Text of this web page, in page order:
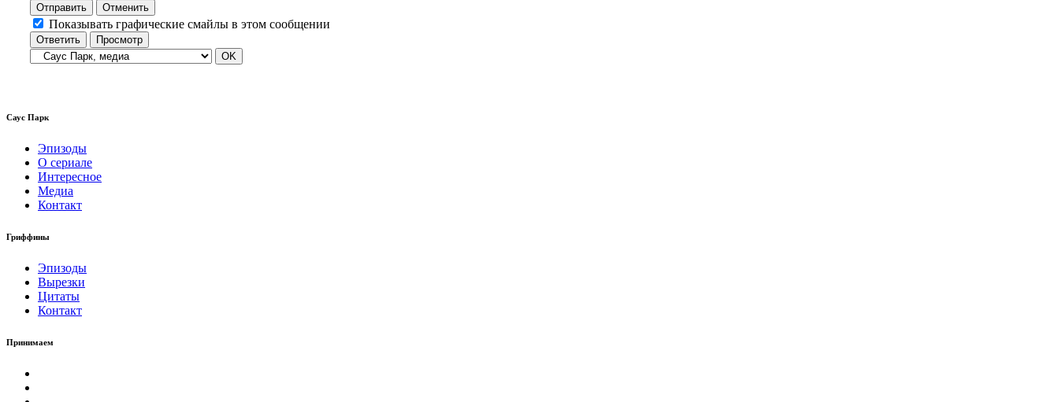
Отправить Отменить
Показывать графические смайлы в этом сообщении
Саус Парк
Эпизоды
О сериале
Интересное
Медиа
Контакт
Гриффины
Эпизоды
Вырезки
Цитаты
Контакт
Принимаем